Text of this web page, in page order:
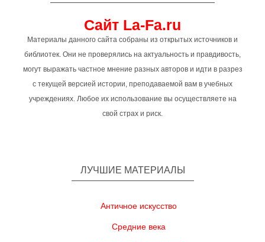
Сайт La-Fa.ru
Материалы данного сайта собраны из открытых источников и
библиотек. Они не проверялись на актуальность и правдивость,
могут выражать частное мнение разных авторов и идти в разрез
с текущей версией истории, преподаваемой вам в учебных
учреждениях. Любое их использование вы осуществляете на
свой страх и риск.
ЛУЧШИЕ МАТЕРИАЛЫ
Античное искусство
Средние века